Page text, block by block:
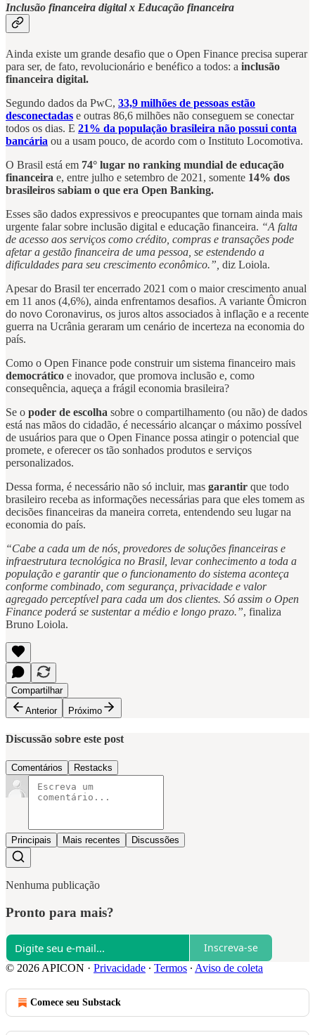
Inclusão financeira digital x Educação financeira
Ainda existe um grande desafio que o Open Finance precisa superar
para ser, de fato, revolucionário e benéfico a todos: a inclusão
financeira digital.
Segundo dados da PwC, 33,9 milhões de pessoas estão
desconectadas e outras 86,6 milhões não conseguem se conectar
todos os dias. E 21% da população brasileira não possui conta
bancária ou a usam pouco, de acordo com o Instituto Locomotiva.
O Brasil está em 74° lugar no ranking mundial de educação
financeira e, entre julho e setembro de 2021, somente 14% dos
brasileiros sabiam o que era Open Banking.
Esses são dados expressivos e preocupantes que tornam ainda mais
urgente falar sobre inclusão digital e educação financeira. “A falta
de acesso aos serviços como crédito, compras e transações pode
afetar a gestão financeira de uma pessoa, se estendendo a
dificuldades para seu crescimento econômico.”, diz Loiola.
Apesar do Brasil ter encerrado 2021 com o maior crescimento anual
em 11 anos (4,6%), ainda enfrentamos desafios. A variante Ômicron
do novo Coronavirus, os juros altos associados à inflação e a recente
guerra na Ucrânia geraram um cenário de incerteza na economia do
país.
Como o Open Finance pode construir um sistema financeiro mais
democrático e inovador, que promova inclusão e, como
consequência, aqueça a frágil economia brasileira?
Se o poder de escolha sobre o compartilhamento (ou não) de dados
está nas mãos do cidadão, é necessário alcançar o máximo possível
de usuários para que o Open Finance possa atingir o potencial que
promete, e oferecer os tão sonhados produtos e serviços
personalizados.
Dessa forma, é necessário não só incluir, mas garantir que todo
brasileiro receba as informações necessárias para que eles tomem as
decisões financeiras da maneira correta, entendendo seu lugar na
economia do país.
“Cabe a cada um de nós, provedores de soluções financeiras e
infraestrutura tecnológica no Brasil, levar conhecimento a toda a
população e garantir que o funcionamento do sistema aconteça
conforme combinado, com segurança, privacidade e valor
agregado perceptível para cada um dos clientes. Só assim o Open
Finance poderá se sustentar a médio e longo prazo.”, finaliza
Bruno Loiola.
Compartilhar
Anterior
Próximo
Discussão sobre este post
Comentários Restacks
Principais Mais recentes Discussões
Nenhuma publicação
Pronto para mais?
Inscreva-se
© 2026 APICON · Privacidade ∙ Termos ∙ Aviso de coleta
Comece seu Substack